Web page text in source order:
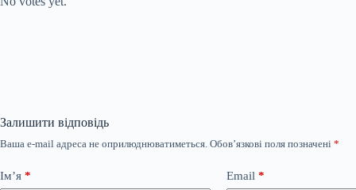
Залишити відповідь
Ваша e-mail адреса не оприлюднюватиметься. Обов’язкові поля позначені *
Ім’я * Email *